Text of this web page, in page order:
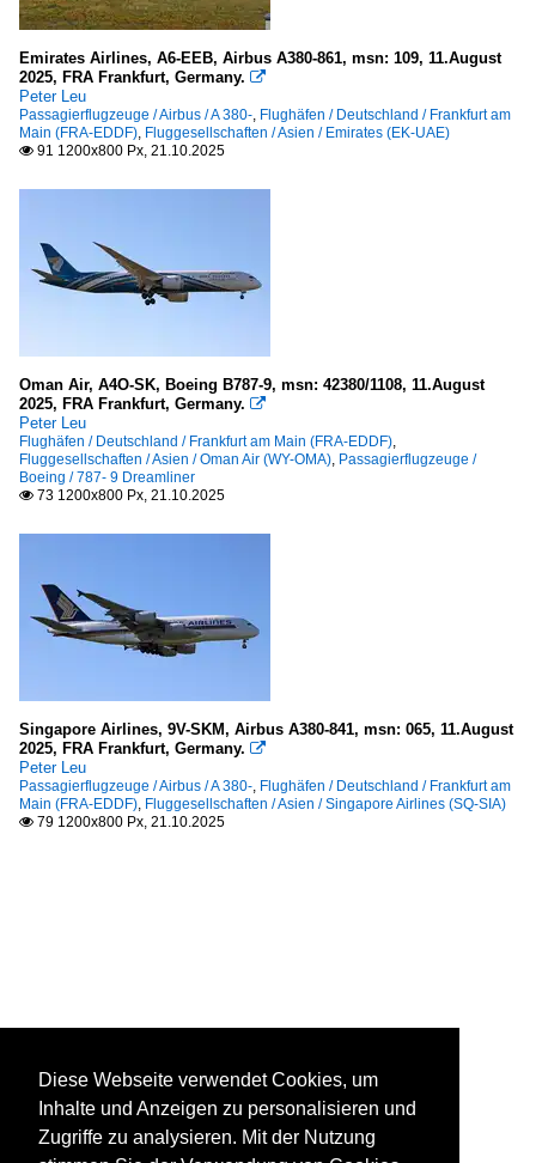
Emirates Airlines, A6-EEB, Airbus A380-861, msn: 109, 11.August
2025, FRA Frankfurt, Germany. 
Peter Leu
Passagierflugzeuge / Airbus / A 380-, Flughäfen / Deutschland / Frankfurt am
Main (FRA-EDDF), Fluggesellschaften / Asien / Emirates (EK-UAE)
 91 1200x800 Px, 21.10.2025
Oman Air, A4O-SK, Boeing B787-9, msn: 42380/1108, 11.August
2025, FRA Frankfurt, Germany. 
Peter Leu
Flughäfen / Deutschland / Frankfurt am Main (FRA-EDDF),
Fluggesellschaften / Asien / Oman Air (WY-OMA), Passagierflugzeuge /
Boeing / 787- 9 Dreamliner
 73 1200x800 Px, 21.10.2025
Singapore Airlines, 9V-SKM, Airbus A380-841, msn: 065, 11.August
2025, FRA Frankfurt, Germany. 
Peter Leu
Passagierflugzeuge / Airbus / A 380-, Flughäfen / Deutschland / Frankfurt am
Main (FRA-EDDF), Fluggesellschaften / Asien / Singapore Airlines (SQ-SIA)
 79 1200x800 Px, 21.10.2025
Diese Webseite verwendet Cookies, um
Inhalte und Anzeigen zu personalisieren und
Zugriffe zu analysieren. Mit der Nutzung